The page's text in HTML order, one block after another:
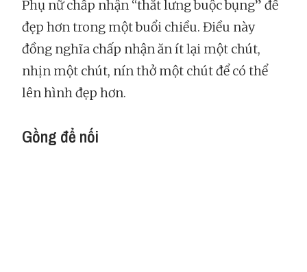
Phụ nữ chấp nhận “thắt lưng buộc bụng” để
đẹp hơn trong một buổi chiều. Điều này
đồng nghĩa chấp nhận ăn ít lại một chút,
nhịn một chút, nín thở một chút để có thể
lên hình đẹp hơn.
Gồng để nối